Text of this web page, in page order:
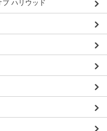
ハリウッド